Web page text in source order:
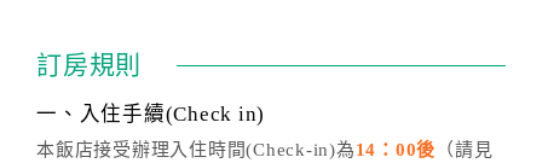
話方式異動訂單。
※非客服時間之申辦異動，皆為次日計算及辦理。
五、客服時間
訂房規則
一、入住手續(Check in)
本飯店接受辦理入住時間(Check-in)為14：00後 （請見